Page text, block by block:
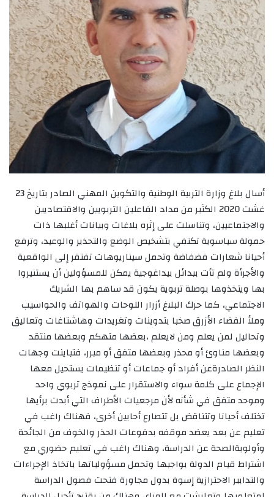
أسال بلاغ وزارة التربية الوطنية والتكوين المهني الصادر بتاريخ 23
غشت 2020 الكثير من مداد الفاعلين التربويين والاقتصاديين
والاجتماعيين، وتناسلت على إثره بلاغات وبيانات أغلبها ذات
حمولة سياسوية تكتفي بتشخيص الوضع والتحذير والوعيد، وترفع
أحيانا شعارات فضفاضة وتحمل سيناريوهات تفتقر إلى الواقعية
والأجرأة ولم تأت ببدائل بيداغوجية يمكن للمسؤولين أن يستنيروا
بها ويتخذوها بوصلة تربوية يكون قد ساهم بها الشريك
الاجتماعي، كما حرك البلاغ أزرار اللوحات والهواتف والحواسيب
وملأ الفضاء الأزرق صخبا بتدوينات وتغريدات وهاشتاغات وتعاليق
وتحاليل لمن يعلم ومن لايعلم ،بعضها متهكم وبعضها منتقد
وبعضها مناوئ أو محذر وبعضها متفق أو مبرر، فتباينت وجهات
النظر الصادرةعن أفراد أو جماعات أو تنظيمات يستحيل معها
الإجماع على كلمة سواء والاستقرار على نموذج تربوي واحد
وموحد متفق في شأنه لأن مرجعيات الأطراف التي أبدت برأيها
تختلف أحيانا وتتناقض بل تتصارع أحايين أخرى، فهناك راغب في
تعليم عن بعد يعضد موقفه بدفوعات الحذر والخوف من الجائحة
وأولويةالصحة عن الدراسة، وهناك راغب في تعليم حضوري مع
اشتراط قيام الدولة بواجبها وتحمل مسؤولياتها باتخاذ الإجراءات
والتدابير الاحترازية إسوة بدول مجاورة فتحت فصول الدراسة